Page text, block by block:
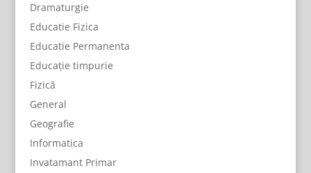
Dramaturgie
Educatie Fizica
Educatie Permanenta
Educație timpurie
Fizică
General
Geografie
Informatica
Invatamant Primar